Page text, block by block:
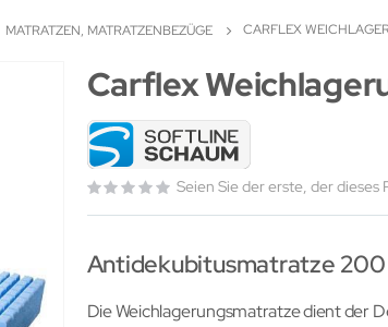
MATRATZEN, MATRATZENBEZÜGE CARFLEX
Zum
Anfang
der
Bildergalerie
springen
Carflex
Seien Sie der erste, der
Antidekubitusmatratze 200
Die Weichlagerungsmatratze dient der